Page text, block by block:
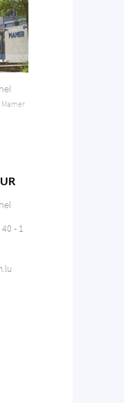
Mamer
- 1